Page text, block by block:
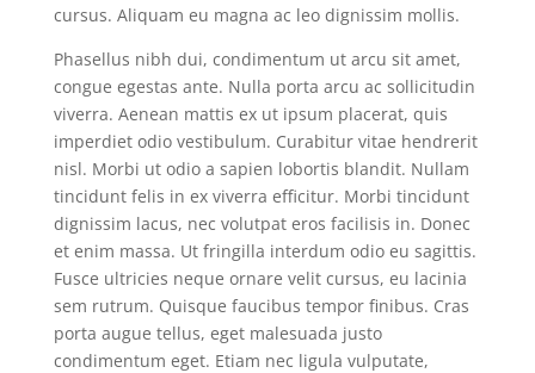
cursus. Aliquam eu magna ac leo dignissim mollis.
Phasellus nibh dui, condimentum ut arcu sit amet,
congue egestas ante. Nulla porta arcu ac sollicitudin
viverra. Aenean mattis ex ut ipsum placerat, quis
imperdiet odio vestibulum. Curabitur vitae hendrerit
nisl. Morbi ut odio a sapien lobortis blandit. Nullam
tincidunt felis in ex viverra efficitur. Morbi tincidunt
dignissim lacus, nec volutpat eros facilisis in. Donec
et enim massa. Ut fringilla interdum odio eu sagittis.
Fusce ultricies neque ornare velit cursus, eu lacinia
sem rutrum. Quisque faucibus tempor finibus. Cras
porta augue tellus, eget malesuada justo
condimentum eget. Etiam nec ligula vulputate,